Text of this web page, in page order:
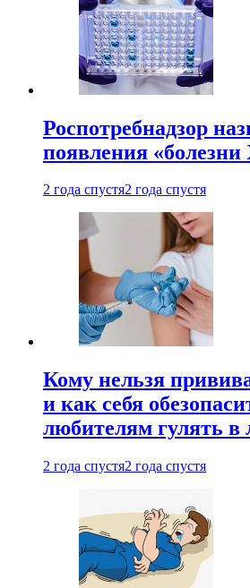
Роспотребнадзор
появления «болезни
2 года спустя2 года спустя
Кому нельзя
и как себя
любителям гулять в
2 года спустя2 года спустя